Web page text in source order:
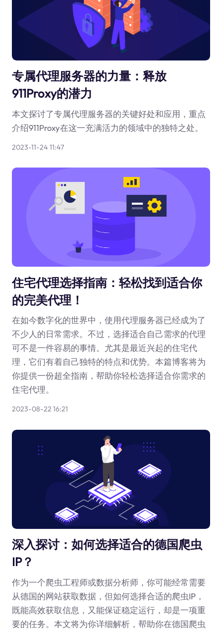
专属代理服务器的力量：释放
911Proxy的潜力
本文探讨了专属代理服务器的关键好处和应用，重点
介绍911Proxy在这一充满活力的领域中的独特之处。
2023-11-24 11:47
住宅代理选择指南：轻松找到适合你
的完美代理！
在如今数字化的世界中，使用代理服务器已经成为了
不少人的日常需求。不过，选择适合自己需求的代理
可不是一件容易的事情。尤其是最近兴起的住宅代
理，它们有着自己独特的特点和优势。本篇博客将为
你提供一份超全指南，帮助你轻松选择适合你需求的
住宅代理。
2023-08-22 16:21
深入探讨：如何选择适合的德国爬虫
IP？
作为一个爬虫工程师或数据分析师，你可能经常需要
从德国的网站获取数据，但如何选择合适的爬虫IP，
既能高效获取信息，又能保证稳定运行，却是一项重
要的任务。本文将为你详细解析，帮助你在德国爬虫